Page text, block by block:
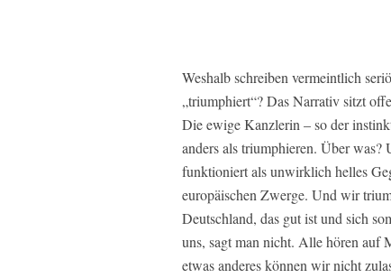
Weshalb schreiben vermeintlich
„triumphiert“? Das Narrativ sitzt
Die ewige Kanzlerin – so der
anders als triumphieren. Über
funktioniert als unwirklich helles
europäischen Zwerge. Und wir
Deutschland, das gut ist und sich
uns, sagt man nicht. Alle hören auf
etwas anderes können wir nicht